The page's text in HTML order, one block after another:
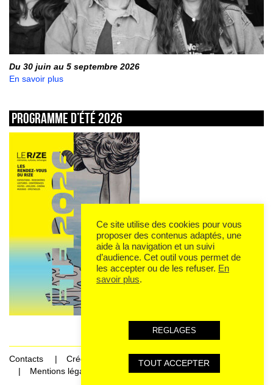
Du 30 juin au 5 septembre 2026
En savoir plus
Programme d’été 2026
Contacts
Crédits
Mentions légales et données personnelles
Ce site utilise des cookies pour vous
proposer des contenus adaptés, une
aide à la navigation et un suivi
d’audience. Cet outil vous permet de
les accepter ou de les refuser. En
savoir plus.
REGLAGES
TOUT ACCEPTER